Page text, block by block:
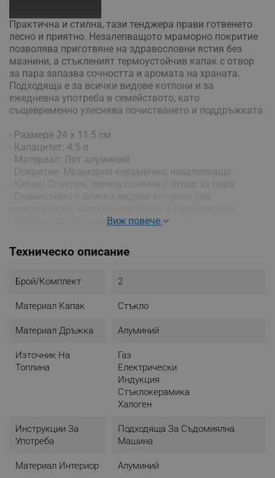
Практична и стилна, тази тенджера прави готвенето
лесно и приятно. Незалепващото мраморно покритие
позволява приготвяне на здравословни ястия без
мазнини, а стъкленият термоустойчив капак с отвор
за пара запазва сочността и аромата на храната.
Подходяща е за всички видове котлони и за
ежедневна употреба в семейството, като
същевременно улеснява почистването и поддръжката.
- Размери 24 х 11.5 см
- Капацитет: 4.5 л
- Материал: Лят алуминий
- Покритие: Мраморно керамично, незалепващо
- Подходяща за съдомиялна
- Запазване на топлината
- Цвят: Червен
Предимства:
- Равномерно разпределение на топлината
- Подходяща за различни видове котлони
- Екологична и безопасна за здравето
Виж повече
Техническо описание
Брой/комплект 2
Материал Капак Стъкло
Материал Дръжка Алуминий
Източник На
Топлина
Газ
Електрически
Индукция
Стъклокерамика
Халоген
Инструкции За
Употреба
Подходяща За Съдомиялна
Машина
Материал Интериор Алуминий